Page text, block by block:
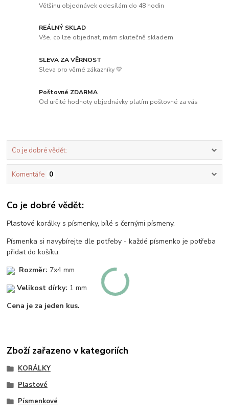
Většinu objednávek odesílám do 48 hodin
REÁLNÝ SKLAD
Vše, co lze objednat, mám skutečně skladem
SLEVA ZA VĚRNOST
Sleva pro věrné zákazníky 💛
Poštovné ZDARMA
Od určité hodnoty objednávky platím poštovné za vás
Co je dobré vědět:
Komentáře 0
Co je dobré vědět:
Plastové korálky s písmenky, bílé s černými písmeny.
Písmenka si navybírejte dle potřeby - každé písmenko je potřeba
přidat do košíku.
Rozměr: 7x4 mm
Velikost dírky: 1 mm
Cena je za jeden kus.
Zboží zařazeno v kategoriích
KORÁLKY
Plastové
Písmenkové